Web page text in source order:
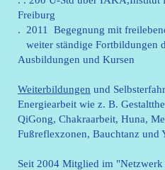
Freiburg
. 2011 Begegnung mit
weiter ständige Fortbildungen
Ausbildungen und Kursen
Weiterbildungen und
Energiearbeit wie z. B.
QiGong, Chakraarbeit, Huna,
Fußreflexzonen, Bauchtanz und
Seit 2004 Mitglied im